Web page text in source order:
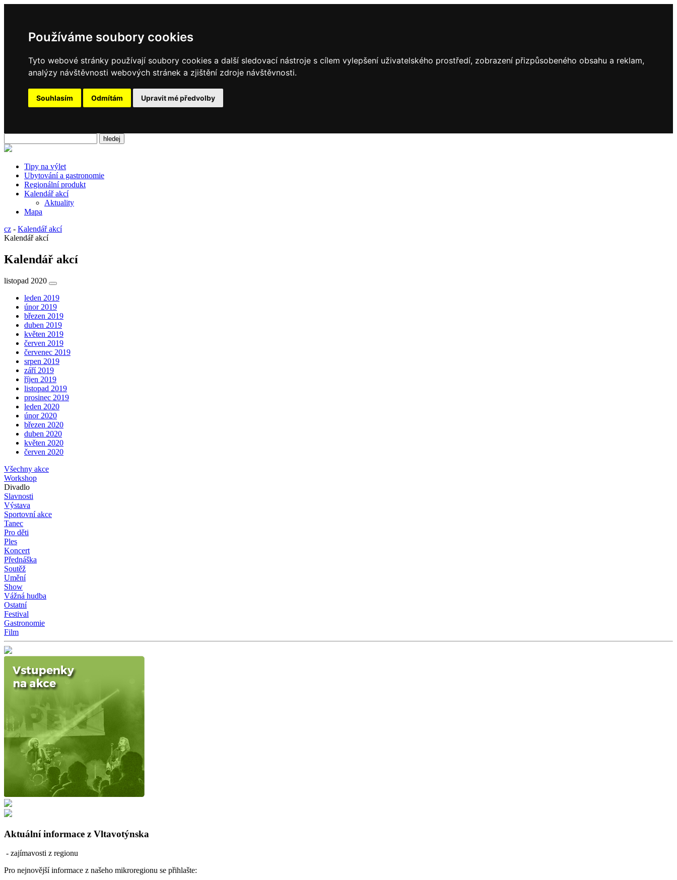
Používáme soubory cookies
Tyto webové stránky používají soubory cookies a další sledovací nástroje s cílem vylepšení uživatelského prostředí, zobrazení přizpůsobeného obsahu a reklam,
analýzy návštěvnosti webových stránek a zjištění zdroje návštěvnosti.
Souhlasím Odmítám Upravit mé předvolby
Tipy na výlet
Ubytování a gastronomie
Regionální produkt
Kalendář akcí
Aktuality
Mapa
cz - Kalendář akcí
Kalendář akcí
Kalendář akcí
listopad 2020
leden 2019
únor 2019
březen 2019
duben 2019
květen 2019
červen 2019
červenec 2019
srpen 2019
září 2019
říjen 2019
listopad 2019
prosinec 2019
leden 2020
únor 2020
březen 2020
duben 2020
květen 2020
červen 2020
Všechny akce
Workshop
Divadlo
Slavnosti
Výstava
Sportovní akce
Tanec
Pro děti
Ples
Koncert
Přednáška
Soutěž
Umění
Show
Vážná hudba
Ostatní
Festival
Gastronomie
Film
Aktuální informace z Vltavotýnska
- zajímavosti z regionu
Pro nejnovější informace z našeho mikroregionu se přihlašte: